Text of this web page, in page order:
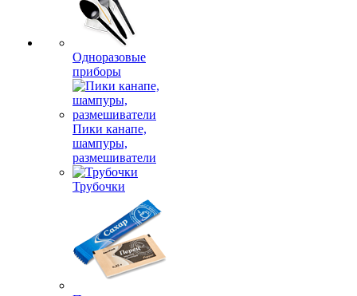
Одноразовые
приборы
Пики канапе,
шампуры,
размешиватели
Трубочки